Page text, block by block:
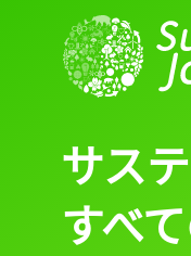
サス
すべ